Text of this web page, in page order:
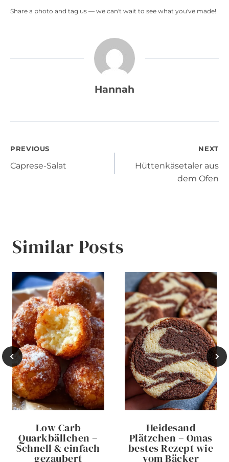
Share a photo and tag us — we can't wait to see what you've made!
Hannah
Post
PREVIOUS
Caprese-Salat
NEXT
Hüttenkäsetaler aus
dem Ofen
Similar Posts
Low Carb
Quarkbällchen –
Schnell & einfach
gezaubert
Heidesand
Plätzchen – Omas
bestes Rezept wie
vom Bäcker